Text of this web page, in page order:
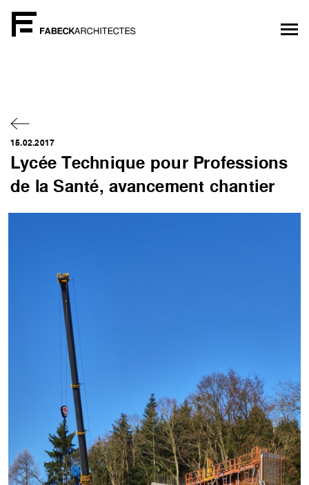
15.02.2017
Lycée Technique pour Professions
de la Santé, avancement chantier